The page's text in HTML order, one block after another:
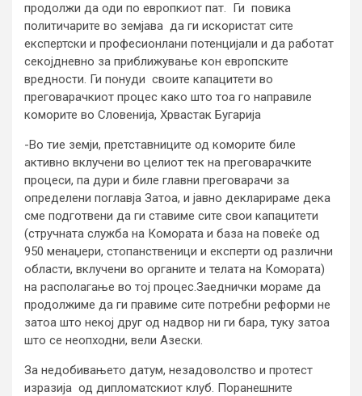
продолжи да оди по европкиот пат. Ги повика
политичарите во земјава да ги искористат сите
експертски и професионлани потенцијали и да работат
секојдневно за приближување кон европските
вредности. Ги понуди своите капацитети во
преговарачкиот процес како што тоа го направиле
коморите во Словенија, Хрвастак Бугарија
-Во тие земји, претставниците од коморите биле
активно вклучени во целиот тек на преговарачките
процеси, па дури и биле главни преговарачи за
определени поглавја Затоа, и јавно декларираме дека
сме подготвени да ги ставиме сите свои капацитети
(стручната служба на Комората и база на повеќе од
950 менаџери, стопанственици и експерти од различни
области, вклучени во органите и телата на Комората)
на располагање во тој процес.Заеднички мораме да
продолжиме да ги правиме сите потребни реформи не
затоа што некој друг од надвор ни ги бара, туку затоа
што се неопходни, вели Азески.
За недобивањето датум, незадоволство и протест
изразија од дипломатскиот клуб. Поранешните